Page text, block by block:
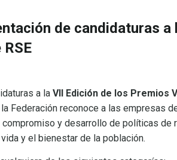
de candidaturas a
a la VII Edición de los Premios
Federación reconoce a las empresas
y desarrollo de políticas de
y el bienestar de la población.